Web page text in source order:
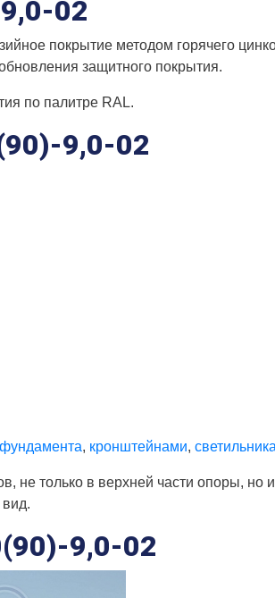
02
покрытие методом горячего
защитного покрытия.
по палитре RAL.
9,0-02
, кронштейнами,
только в верхней части опоры, но
9,0-02